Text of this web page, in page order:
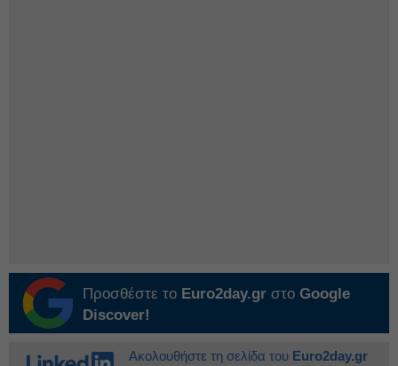
Προσθέστε το Euro2day.gr στο Google
Discover!
Ακολουθήστε τη σελίδα του Euro2day.gr